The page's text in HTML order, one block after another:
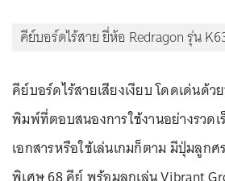
คีย์บอร์ดไร้สาย ยี่ห้อ Redragon รุ่น
คีย์บอร์ดไร้สายเสียงเงียบ โดดเด่นด้
พิมพ์ที่ตอบสนองการใช้งานอย่างรวดเ
เอกสารหรือใช้เล่นเกมก็ตาม มีปุ่มลูก